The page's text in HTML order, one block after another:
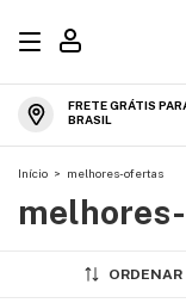
FRETE GRÁTIS
BRASIL
Início > melhores-ofertas
ORDENAR